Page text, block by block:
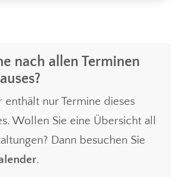
nach allen Terminen
enthält nur Termine dieses
Wollen Sie eine Übersicht all
Dann besuchen Sie
.